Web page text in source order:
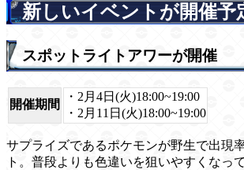
新しいイベントが開催予
スポットライトアワーが開催
開催期間
・2月4日(火)18:00~19:00
・2月11日(火)18:00~19:00
サプライズであるポケモンが野生で出現
ト。普段よりも色違いを狙いやすくなっ